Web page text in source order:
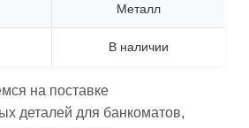
Металл
В наличии
на поставке
деталей для банкоматов,